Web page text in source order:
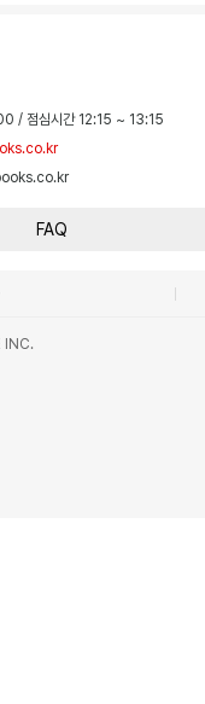
/ 점심시간 12:15 ~ 13:15
FAQ
INC.